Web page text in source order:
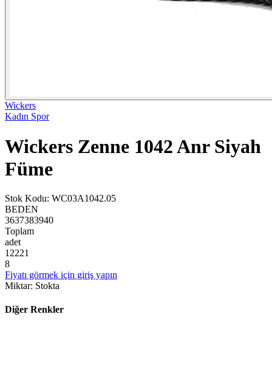
Wickers
Kadın Spor
Wickers Zenne 1042 Anr Siyah
Füme
Stok Kodu: WC03A1042.05
BEDEN
3637383940
Toplam
adet
1 2221
8
Fiyatı görmek için giriş yapın
Miktar: Stokta
Diğer Renkler